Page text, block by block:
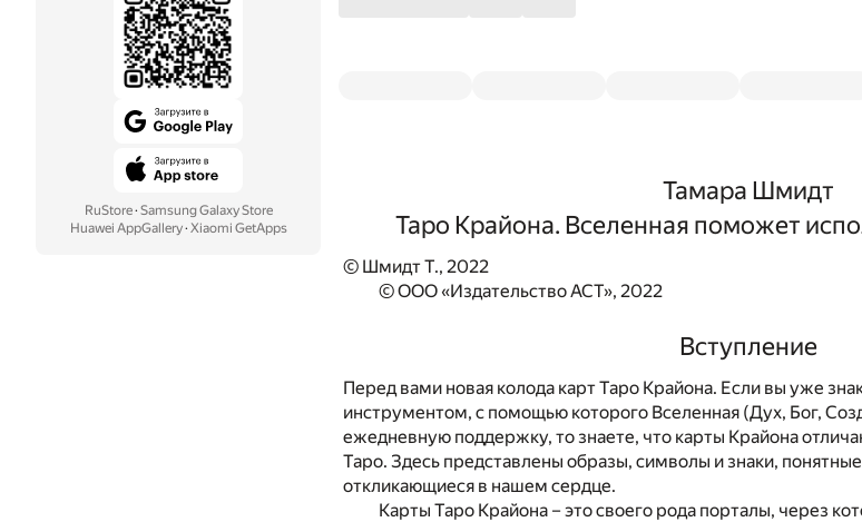
RuStore· Samsung Galaxy Store
Huawei AppGallery· Xiaomi GetApps
Тамара Шмидт
Таро Крайона. Вселенная поможет
© Шмидт Т., 2022
© ООО «Издательство АСТ», 2022
Вступление
Перед вами новая колода карт Таро Крайона. Если вы уже
инструментом, с помощью которого Вселенная (Дух, Бог,
ежедневную поддержку, то знаете, что карты Крайона
Таро. Здесь представлены образы, символы и знаки,
откликающиеся в нашем сердце.
Карты Таро Крайона – это своего рода порталы, через